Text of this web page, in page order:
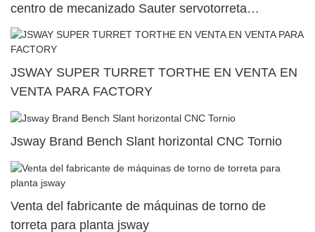
centro de mecanizado Sauter servotorreta
SY500/S500/SY300/S30025
JSWAY SUPER TURRET TORTHE EN VENTA EN
VENTA PARA FACTORY
Jsway Brand Bench Slant horizontal CNC Tornio
Venta del fabricante de máquinas de torno de
torreta para planta jsway